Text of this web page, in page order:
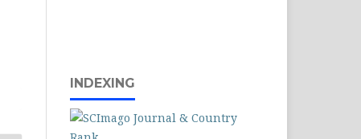
INDEXING